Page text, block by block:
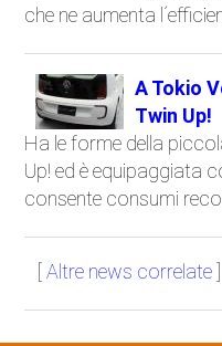
che ne aumenta
A Tokio
Twin Up!
Ha le forme della
Up! ed è equipaggiata
consente consumi
Altre news correlate